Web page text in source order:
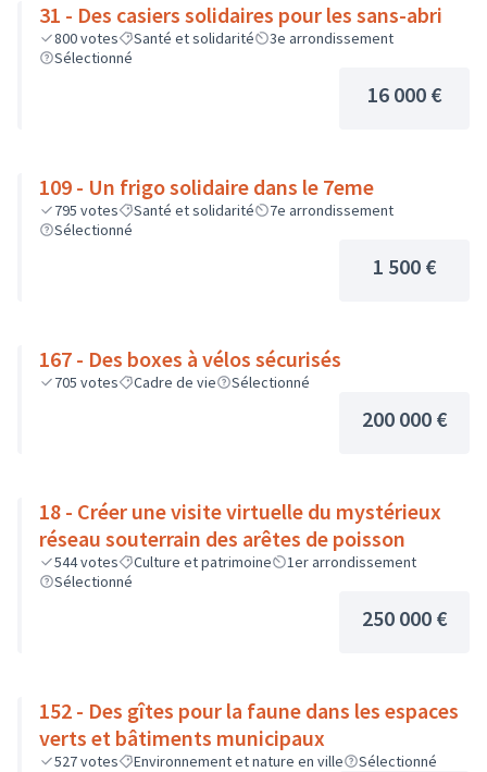
31 - Des casiers solidaires pour les sans-abri
800votes Santé et solidarité
3e arrondissement
Sélectionné
16 000 €
109 - Un frigo solidaire dans le 7eme
795 votes Santé et solidarité
7e arrondissement
Sélectionné
1 500 €
167 - Des boxes à vélos sécurisés
705 votes Cadre de vie Sélectionné
200 000 €
18 - Créer une visite virtuelle du mystérieux
réseau souterrain des arêtes de poisson
544votes Culture et patrimoine
1er arrondissement
Sélectionné
250 000 €
152 - Des gîtes pour la faune dans les espaces
verts et bâtiments municipaux
527votes Environnement et nature en ville Sélectionné